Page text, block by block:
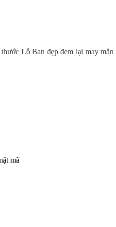
Lỗ Ban đẹp đem lại may
mã